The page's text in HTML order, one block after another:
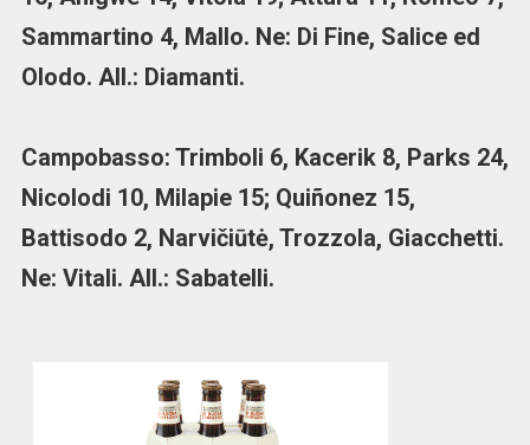
Sammartino 4, Mallo. Ne: Di Fine, Salice ed
Olodo. All.: Diamanti.
Campobasso: Trimboli 6, Kacerik 8, Parks 24,
Nicolodi 10, Milapie 15; Quiñonez 15,
Battisodo 2, Narvičiūtė, Trozzola, Giacchetti.
Ne: Vitali. All.: Sabatelli.